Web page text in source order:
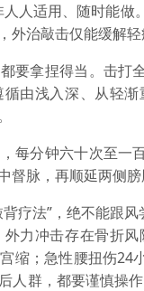
适用、随时能做
外治敲击仅能缓解
拿捏得当。击打
由浅入深、从轻
分钟六十次至一百
脉，再顺延两侧
法”，绝不能跟风
力冲击存在骨折
缩；急性腰扭伤24
人群，都要谨慎操